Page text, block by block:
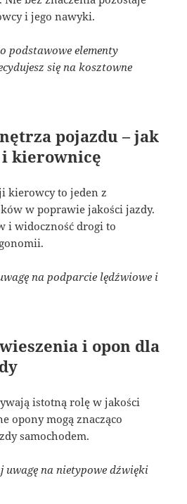
i jego nawyki.
podstawowe elementy
się na kosztowne
pojazdu – jak
kierownicę
kierowcy to jeden z
w poprawie jakości jazdy.
i widoczność drogi to
na podparcie lędźwiowe i
i opon dla
istotną rolę w jakości
opony mogą znacząco
samochodem.
uwagę na nietypowe dźwięki